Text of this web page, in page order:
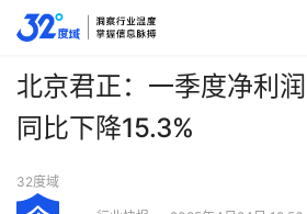
北京君正：一季度净利
同比下降15.3%
32度域